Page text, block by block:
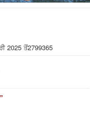
2025 ਤੋਂ2799365
”